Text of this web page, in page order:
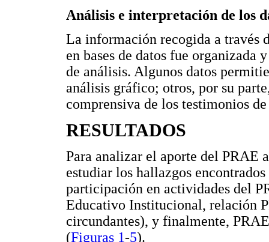
Análisis e interpretación de los
La información recogida a través
en bases de datos fue organizada
de análisis. Algunos datos
análisis gráfico; otros, por su
comprensiva de los testimonios
RESULTADOS
Para analizar el aporte del PRAE
estudiar los hallazgos
participación en actividades del
Educativo Institucional, relación
circundantes), y finalmente,
(Figuras 1-5).